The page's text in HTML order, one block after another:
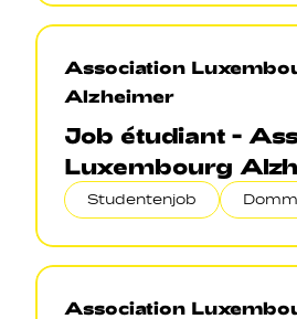
Association
Alzheimer
Job étudiant -
Luxembourg
Studentenjob
Association